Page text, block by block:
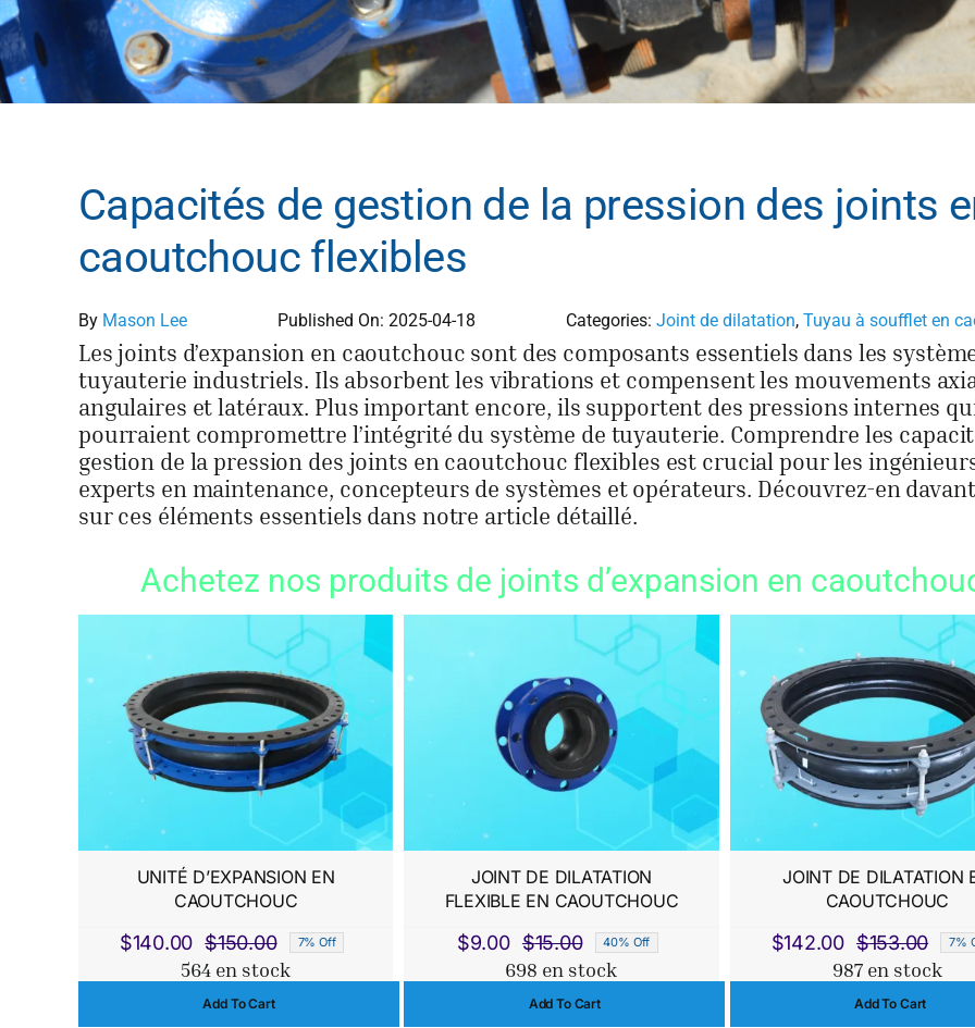
Capacités de gestion de la pression des joints
caoutchouc flexibles
By Mason Lee Published On: 2025-04-18 Categories:Joint de dilatation,Tuyau à soufflet en
Les joints d’expansion en caoutchouc sont des composants essentiels dans les
tuyauterie industriels. Ils absorbent les vibrations et compensent les mouvements
angulaires et latéraux. Plus important encore, ils supportent des pressions internes
pourraient compromettre l’intégrité du système de tuyauterie. Comprendre les
gestion de la pression des joints en caoutchouc flexibles est crucial pour les
experts en maintenance, concepteurs de systèmes et opérateurs. Découvrez-en
sur ces éléments essentiels dans notre article détaillé.
Achetez nos produits de joints d’expansion en
UNITÉ D’EXPANSION EN
CAOUTCHOUC
$150.00
Le
prix
initial
$140.00
Le
prix
actuel
7% Off
564 en stock
Add To Cart
JOINT DE DILATATION
FLEXIBLE EN CAOUTCHOUC
$15.00
Le
prix
initial
$9.00
Le
prix
actuel
40% Off
698 en stock
Add To Cart
JOINT DE DILATATION
CAOUTCHOUC
$153.00
Le
prix
$142.00
Le
prix
7%
987 en stock
Add To Cart